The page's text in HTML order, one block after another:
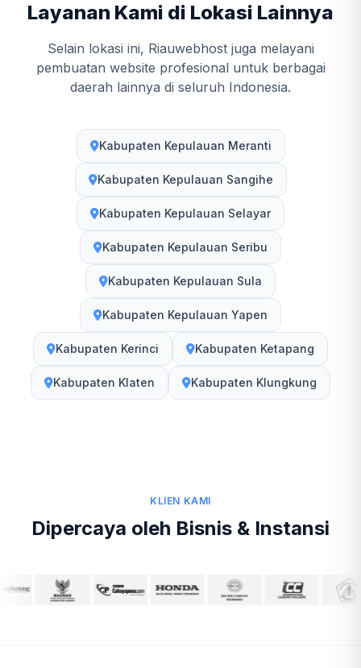
Layanan Kami di Lokasi Lainnya
Selain lokasi ini, Riauwebhost juga melayani
pembuatan website profesional untuk berbagai
daerah lainnya di seluruh Indonesia.
Kabupaten Kepulauan Meranti
Kabupaten Kepulauan Sangihe
Kabupaten Kepulauan Selayar
Kabupaten Kepulauan Seribu
Kabupaten Kepulauan Sula
Kabupaten Kepulauan Yapen
Kabupaten Kerinci Kabupaten Ketapang
Kabupaten Klaten Kabupaten Klungkung
KLIEN KAMI
Dipercaya oleh Bisnis & Instansi